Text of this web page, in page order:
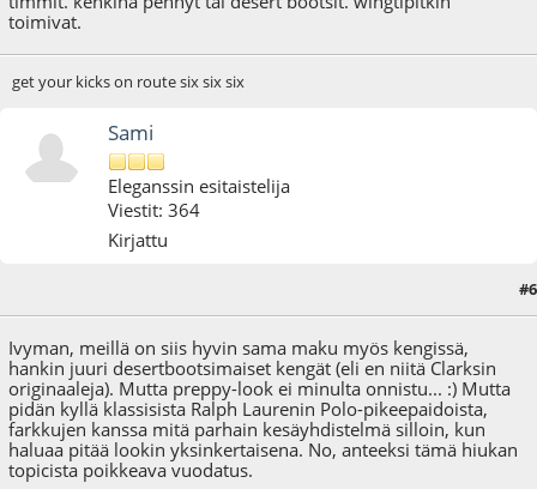
toimivat.
get your kicks on route six six six
Sami
Eleganssin esitaistelija
Viestit: 364
Kirjattu
#6
Ivyman, meillä on siis hyvin sama maku myös kengissä,
hankin juuri desertbootsimaiset kengät (eli en niitä Clarksin
originaaleja). Mutta preppy-look ei minulta onnistu... :) Mutta
pidän kyllä klassisista Ralph Laurenin Polo-pikeepaidoista,
farkkujen kanssa mitä parhain kesäyhdistelmä silloin, kun
haluaa pitää lookin yksinkertaisena. No, anteeksi tämä hiukan
topicista poikkeava vuodatus.